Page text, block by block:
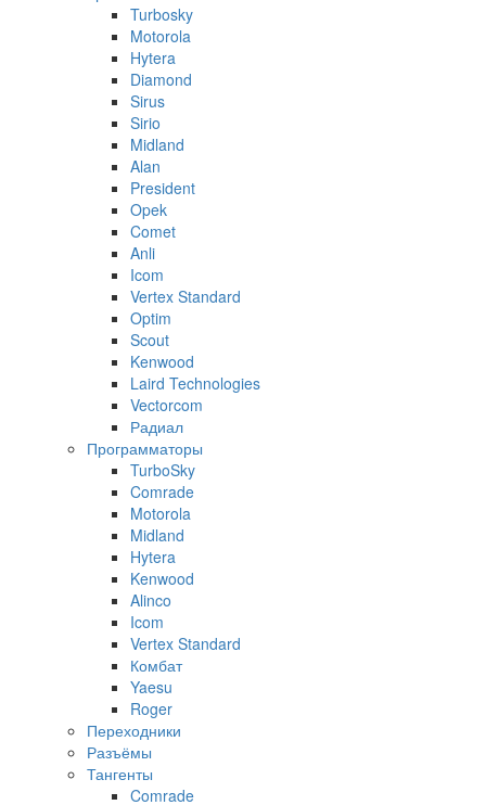
Turbosky
Motorola
Hytera
Diamond
Sirus
Sirio
Midland
Alan
President
Opek
Comet
Anli
Icom
Vertex Standard
Optim
Scout
Kenwood
Laird Technologies
Vectorcom
Радиал
Программаторы
TurboSky
Comrade
Motorola
Midland
Hytera
Kenwood
Alinco
Icom
Vertex Standard
Комбат
Yaesu
Roger
Переходники
Разъёмы
Тангенты
Comrade